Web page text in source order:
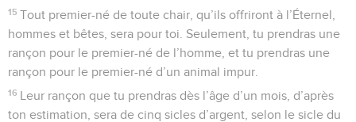
15 Tout premier-né de toute chair, qu’ils offriront à l’Éternel,
hommes et bêtes, sera pour toi. Seulement, tu prendras une
rançon pour le premier-né de l’homme, et tu prendras une
rançon pour le premier-né d’un animal impur.
16 Leur rançon que tu prendras dès l’âge d’un mois, d’après
ton estimation, sera de cinq sicles d’argent, selon le sicle du